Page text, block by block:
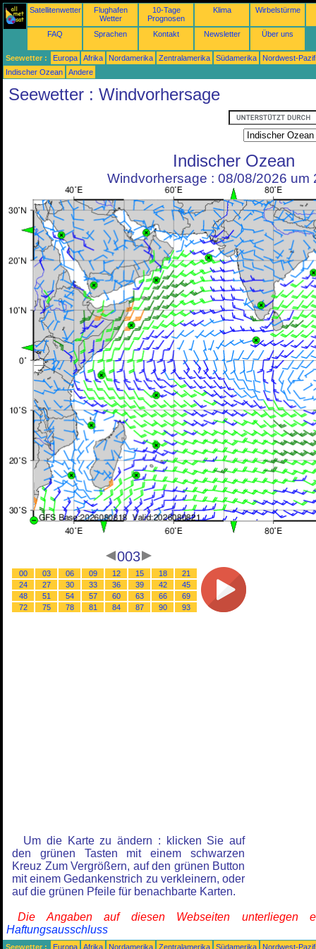
Satellitenwetter
Flughafen
Wetter
10-Tage
Prognosen
Klima Wirbelstürme
FAQ Sprachen Kontakt Newsletter Über uns
Seewetter : Europa Afrika Nordamerika Zentralamerika Südamerika
Nordwest-
Indischer Ozean
Andere
Seewetter : Windvorhersage
Indischer Ozean
Windvorhersage : 08/08/2026 um
003
00 03 06 09 12 15 18
21
24
27 30 33 36 39 42
45
48
51 54 57 60 63 66
69
72
75 78 81 84 87 90 93
Um die Karte zu ändern : klicken Sie auf
den grünen Tasten mit einem schwarzen
Kreuz Zum Vergrößern, auf den grünen Button
mit einem Gedankenstrich zu verkleinern, oder
auf die grünen Pfeile für benachbarte Karten.
Die Angaben auf diesen Webseiten unterliegen
Haftungsausschluss
Seewetter : Europa Afrika Nordamerika Zentralamerika Südamerika
Nordwest-